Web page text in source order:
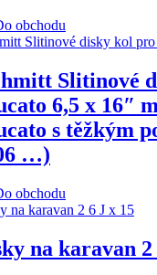
obchodu
Slitinové
6,5 x 16″
s těžkým
…)
obchodu
na karavan 2